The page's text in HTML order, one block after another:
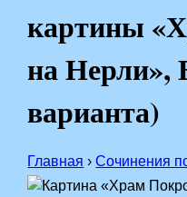
картины
на Нерли»,
варианта)
Главная › Сочинения